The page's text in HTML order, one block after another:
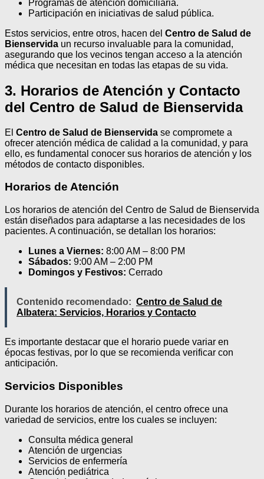
Programas de atención domiciliaria.
Participación en iniciativas de salud pública.
Estos servicios, entre otros, hacen del Centro de Salud de
Bienservida un recurso invaluable para la comunidad,
asegurando que los vecinos tengan acceso a la atención
médica que necesitan en todas las etapas de su vida.
3. Horarios de Atención y Contacto
del Centro de Salud de Bienservida
El Centro de Salud de Bienservida se compromete a
ofrecer atención médica de calidad a la comunidad, y para
ello, es fundamental conocer sus horarios de atención y los
métodos de contacto disponibles.
Horarios de Atención
Los horarios de atención del Centro de Salud de Bienservida
están diseñados para adaptarse a las necesidades de los
pacientes. A continuación, se detallan los horarios:
Lunes a Viernes: 8:00 AM – 8:00 PM
Sábados: 9:00 AM – 2:00 PM
Domingos y Festivos: Cerrado
Contenido recomendado: Centro de Salud de
Albatera: Servicios, Horarios y Contacto
Es importante destacar que el horario puede variar en
épocas festivas, por lo que se recomienda verificar con
anticipación.
Servicios Disponibles
Durante los horarios de atención, el centro ofrece una
variedad de servicios, entre los cuales se incluyen:
Consulta médica general
Atención de urgencias
Servicios de enfermería
Atención pediátrica